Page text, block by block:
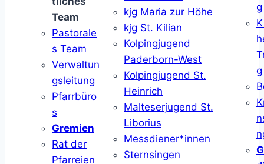
Team
Pastorale
s Team
Verwaltun
gsleitung
Pfarrbüro
s
Gremien
Rat der
Pfarreien
kjg Maria zur Höhe
kjg St. Kilian
Kolpingjugend
Paderborn-West
Kolpingjugend St.
Heinrich
Malteserjugend St.
Liborius
Messdiener*innen
Sternsingen
g
g